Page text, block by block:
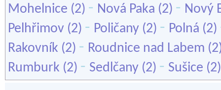
Mohelnice (2) - Nová Paka (2) - Nový
Pelhřimov (2) - Poličany (2) - Polná (2)
Rakovník (2) - Roudnice nad Labem
Rumburk (2) - Sedlčany (2) - Sušice